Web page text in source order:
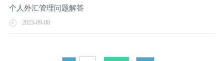
个人外汇管理问题解答
2023-09-08